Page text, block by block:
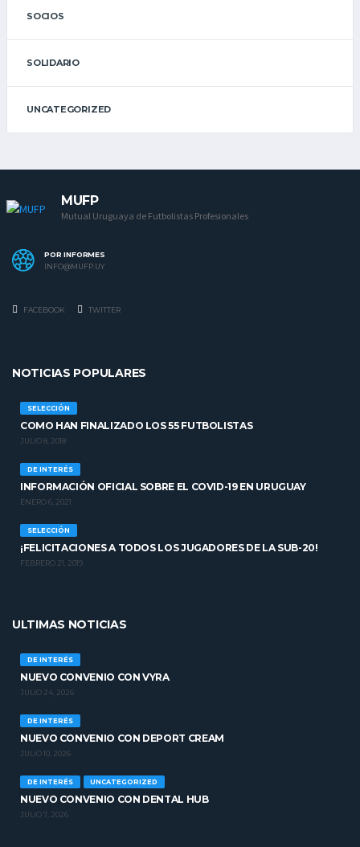
SOCIOS
SOLIDARIO
UNCATEGORIZED
MUFP
Mutual Uruguaya de Futbolistas Profesionales
POR INFORMES
INFO@MUFP.UY
FACEBOOK TWITTER
NOTICIAS POPULARES
SELECCIÓN
COMO HAN FINALIZADO LOS 55 FUTBOLISTAS
JULIO 8, 2018
DE INTERÉS
INFORMACIÓN OFICIAL SOBRE EL COVID-19 EN URUGUAY
ENERO 6, 2021
SELECCIÓN
¡FELICITACIONES A TODOS LOS JUGADORES DE LA SUB-20!
FEBRERO 21, 2019
ULTIMAS NOTICIAS
DE INTERÉS
NUEVO CONVENIO CON VYRA
JULIO 24, 2026
DE INTERÉS
NUEVO CONVENIO CON DEPORT CREAM
JULIO 10, 2026
DE INTERÉS UNCATEGORIZED
NUEVO CONVENIO CON DENTAL HUB
JULIO 7, 2026